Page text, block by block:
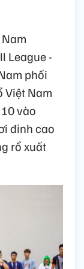
League -
phối
Việt Nam
vào
đỉnh cao
rổ xuất